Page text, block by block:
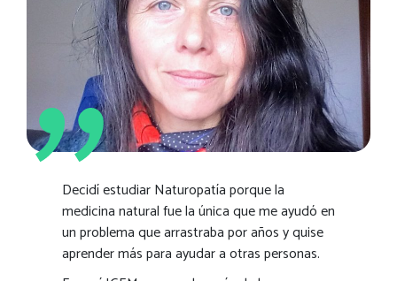
Decidí estudiar Naturopatía porque la
medicina natural fue la única que me ayudó en
un problema que arrastraba por años y quise
aprender más para ayudar a otras personas.